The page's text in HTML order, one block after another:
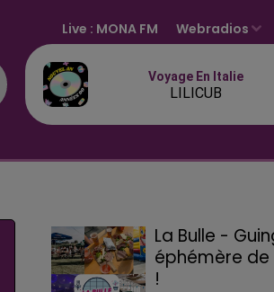
Live : MONA FM Webradios
Voyage En Italie
LILICUB
La Bulle -
éphémère de
!